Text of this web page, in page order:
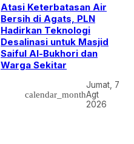
Atasi Keterbatasan Air
Bersih di Agats, PLN
Hadirkan Teknologi
Desalinasi untuk Masjid
Saiful Al-Bukhori dan
Warga Sekitar
calendar_month
Jumat, 7
Agt
2026